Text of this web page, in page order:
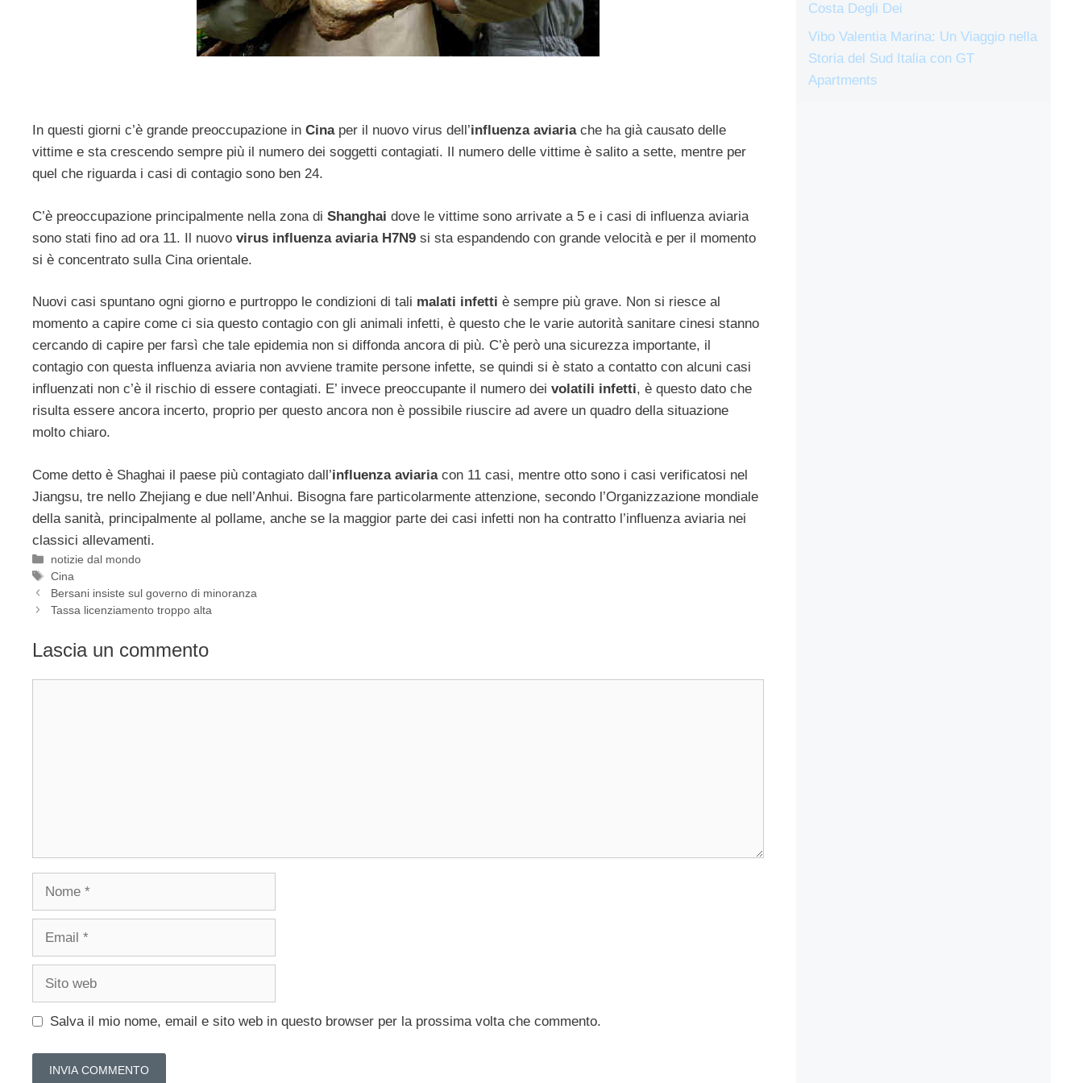
In questi giorni c’è grande preoccupazione in Cinaper il nuovo virus dell’influenza aviariache ha già causato delle
vittime e sta crescendo sempre più il numero dei soggetti contagiati. Il numero delle vittime è salito a sette, mentre per
quel che riguarda i casi di contagio sono ben 24.
C’è preoccupazione principalmente nella zona di Shanghai dove le vittime sono arrivate a 5 e i casi di influenza aviaria
sono stati fino ad ora 11. Il nuovo virus influenza aviaria H7N9 si sta espandendo con grande velocità e per il momento
si è concentrato sulla Cina orientale.
Nuovi casi spuntano ogni giorno e purtroppo le condizioni di tali malati infetti è sempre più grave. Non si riesce al
momento a capire come ci sia questo contagio con gli animali infetti, è questo che le varie autorità sanitare cinesi stanno
cercando di capire per farsì che tale epidemia non si diffonda ancora di più. C’è però una sicurezza importante, il
contagio con questa influenza aviaria non avviene tramite persone infette, se quindi si è stato a contatto con alcuni casi
influenzati non c’è il rischio di essere contagiati. E’ invece preoccupante il numero dei volatili infetti, è questo dato che
risulta essere ancora incerto, proprio per questo ancora non è possibile riuscire ad avere un quadro della situazione
molto chiaro.
Come detto è Shaghai il paese più contagiato dall’influenza aviariacon 11 casi, mentre otto sono i casi verificatosi nel
Jiangsu, tre nello Zhejiang e due nell’Anhui. Bisogna fare particolarmente attenzione, secondo l’Organizzazione mondiale
della sanità, principalmente al pollame, anche se la maggior parte dei casi infetti non ha contratto l’influenza aviaria nei
classici allevamenti.
Categorie
notizie dal mondo
Tag
Cina
Bersani insiste sul governo di minoranza
Tassa licenziamento troppo alta
Lascia un commento
Nome
Email
Sito
Salva il mio nome, email e sito web in questo browser per la prossima volta che commento.
Costa Degli Dei
Vibo Valentia Marina: Un Viaggio nella
Storia del Sud Italia con GT
Apartments